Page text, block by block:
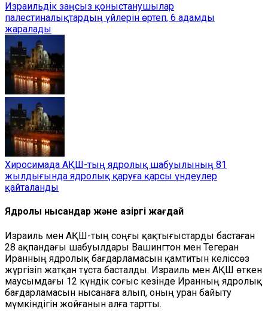
Израильдік заңсыз қоныстанушылар
палестиналықтардың үйлерін өртеп, 6 адамды
жаралады
Хиросимада АҚШ-тың ядролық шабуылының 81
жылдығында ядролық қаруға қарсы үндеулер
қайталанды
Ядролық нысандар және қазіргі жағдай
Израиль мен АҚШ-тың соңғы қақтығыстарды бастаған
28 ақпандағы шабуылдары Вашингтон мен Тегеран
Иранның ядролық бағдарламасын қамтитын келіссөз
жүргізіп жатқан тұста басталды. Израиль мен АҚШ өткен
маусымдағы 12 күндік соғыс кезінде Иранның ядролық
бағдарламасын нысанаға алып, оның уран байыту
мүмкіндігін жойғанын алға тартты.